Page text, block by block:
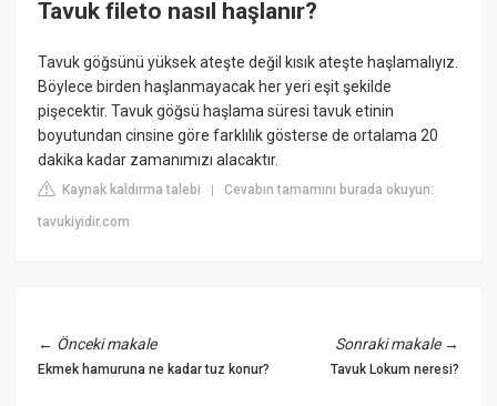
Tavuk fileto nasıl haşlanır?
Tavuk göğsünü yüksek ateşte değil kısık ateşte haşlamalıyız.
Böylece birden haşlanmayacak her yeri eşit şekilde
pişecektir. Tavuk göğsü haşlama süresi tavuk etinin
boyutundan cinsine göre farklılık gösterse de ortalama 20
dakika kadar zamanımızı alacaktır.
Kaynak kaldırma talebi |Cevabın tamamını burada okuyun:
tavukiyidir.com
← Önceki makale
Ekmek hamuruna ne kadar tuz konur?
Sonraki makale→
Tavuk Lokum neresi?